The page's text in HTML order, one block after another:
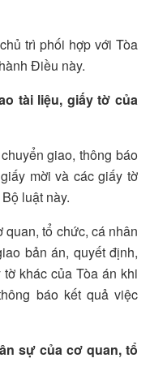
trì phối hợp với Tòa
Điều này.
tài liệu, giấy tờ của
giao, thông báo
mời và các giấy tờ
luật này.
tổ chức, cá nhân
bản án, quyết định,
khác của Tòa án khi
báo kết quả việc
sự của cơ quan, tổ